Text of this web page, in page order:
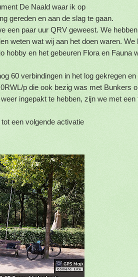
De Naald waar ik op
gereden en aan de slag te gaan.
een paar uur QRV geweest. We
weten wat wij aan het doen waren. We
hobby en het gebeuren Flora en Fauna
60 verbindingen in het log gekregen
p die ook bezig was met Bunkers
ingepakt te hebben, zijn we met een
een volgende activatie